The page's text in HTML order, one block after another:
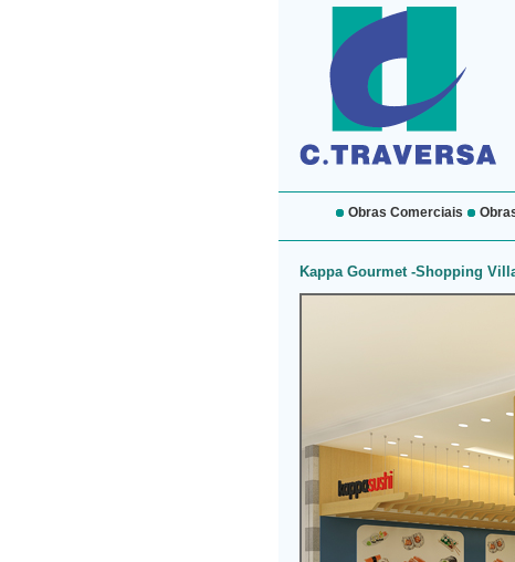
Obras Comerciais
Kappa Gourmet -Shopping